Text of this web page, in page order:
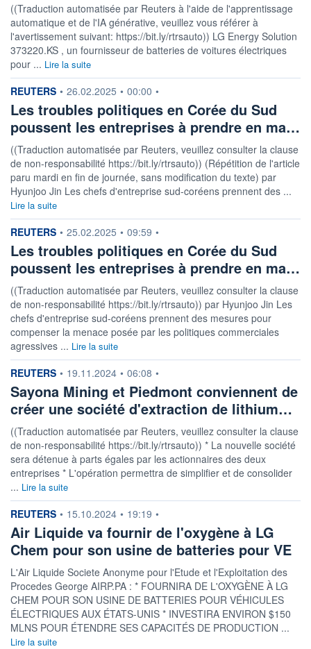
((Traduction automatisée par Reuters à l'aide de l'apprentissage
automatique et de l'IA générative, veuillez vous référer à
l'avertissement suivant: https://bit.ly/rtrsauto)) LG Energy Solution
373220.KS , un fournisseur de batteries de voitures électriques
pour ... Lire la suite
information fournie par
REUTERS • 26.02.2025 • 00:00 •
Les troubles politiques en Corée du Sud
poussent les entreprises à prendre en ma…
((Traduction automatisée par Reuters, veuillez consulter la clause
de non-responsabilité https://bit.ly/rtrsauto)) (Répétition de l'article
paru mardi en fin de journée, sans modification du texte) par
Hyunjoo Jin Les chefs d'entreprise sud-coréens prennent des ...
Lire la suite
information fournie par
REUTERS • 25.02.2025 • 09:59 •
Les troubles politiques en Corée du Sud
poussent les entreprises à prendre en ma…
((Traduction automatisée par Reuters, veuillez consulter la clause
de non-responsabilité https://bit.ly/rtrsauto)) par Hyunjoo Jin Les
chefs d'entreprise sud-coréens prennent des mesures pour
compenser la menace posée par les politiques commerciales
agressives ... Lire la suite
information fournie par
REUTERS • 19.11.2024 • 06:08 •
Sayona Mining et Piedmont conviennent de
créer une société d'extraction de lithium…
((Traduction automatisée par Reuters, veuillez consulter la clause
de non-responsabilité https://bit.ly/rtrsauto)) * La nouvelle société
sera détenue à parts égales par les actionnaires des deux
entreprises * L'opération permettra de simplifier et de consolider
... Lire la suite
information fournie par
REUTERS • 15.10.2024 • 19:19 •
Air Liquide va fournir de l'oxygène à LG
Chem pour son usine de batteries pour VE
L'Air Liquide Societe Anonyme pour l'Etude et l'Exploitation des
Procedes George AIRP.PA : * FOURNIRA DE L'OXYGÈNE À LG
CHEM POUR SON USINE DE BATTERIES POUR VÉHICULES
ÉLECTRIQUES AUX ÉTATS-UNIS * INVESTIRA ENVIRON $150
MLNS POUR ÉTENDRE SES CAPACITÉS DE PRODUCTION ...
Lire la suite